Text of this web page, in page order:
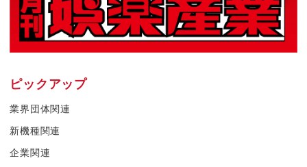
ピックアップ
業界団体関連
新機種関連
企業関連